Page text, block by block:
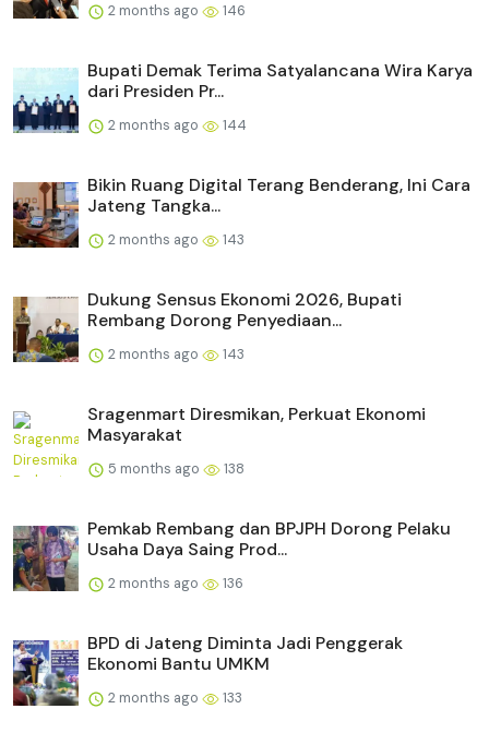
2 months ago 146
Bupati Demak Terima Satyalancana Wira Karya
dari Presiden Pr...
2 months ago 144
Bikin Ruang Digital Terang Benderang, Ini Cara
Jateng Tangka...
2 months ago 143
Dukung Sensus Ekonomi 2026, Bupati
Rembang Dorong Penyediaan...
2 months ago 143
Sragenmart Diresmikan, Perkuat Ekonomi
Masyarakat
5 months ago 138
Pemkab Rembang dan BPJPH Dorong Pelaku
Usaha Daya Saing Prod...
2 months ago 136
BPD di Jateng Diminta Jadi Penggerak
Ekonomi Bantu UMKM
2 months ago 133